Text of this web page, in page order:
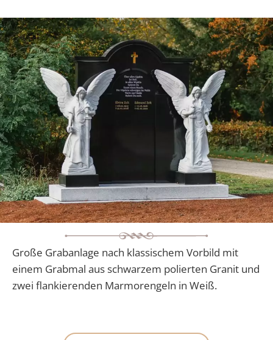
Große Grabanlage nach klassischem Vorbild mit
einem Grabmal aus schwarzem polierten Granit und
zwei flankierenden Marmorengeln in Weiß.